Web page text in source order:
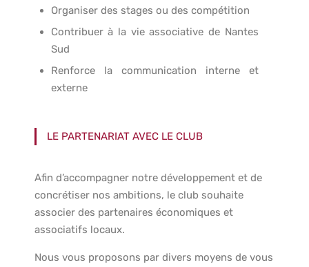
Organiser des stages ou des compétition
Contribuer à la vie associative de Nantes
Sud
Renforce la communication interne et
externe
LE PARTENARIAT AVEC LE CLUB
Afin d’accompagner notre développement et de
concrétiser nos ambitions, le club souhaite
associer des partenaires économiques et
associatifs locaux.
Nous vous proposons par divers moyens de vous